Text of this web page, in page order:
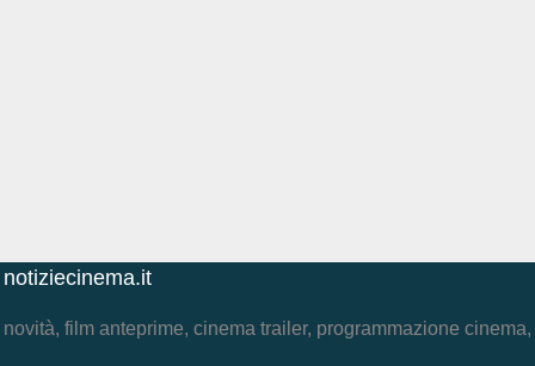
notiziecinema.it
novità, film anteprime, cinema trailer, programmazione